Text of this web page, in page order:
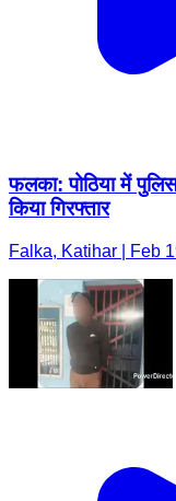
फलका: पोठिया में
किया गिरफ्तार
Falka, Katihar | Feb